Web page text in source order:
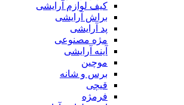
کیف لوازم آرایشی
براش آرایشی
پد آرایشی
مژه مصنوعی
آینه آرایشی
موچین
برس و شانه
قیچی
فرمژه